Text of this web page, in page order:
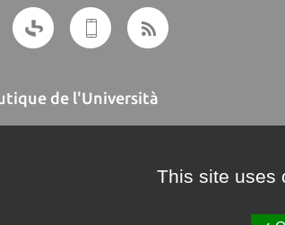
de l'Università
This site uses